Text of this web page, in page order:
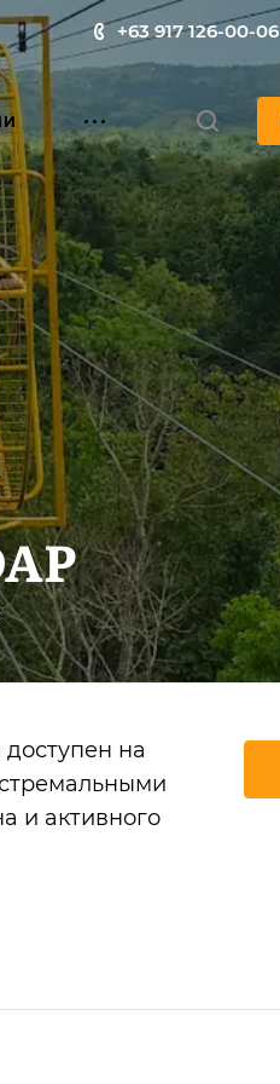
+63 917 126-00-06
на
и активного